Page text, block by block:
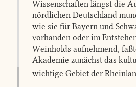
Wissenschaften längst die
nördlichen Deutschland
wie sie für Bayern und
vorhanden oder im
Weinholds aufnehmend,
Akademie zunächst das
wichtige Gebiet der